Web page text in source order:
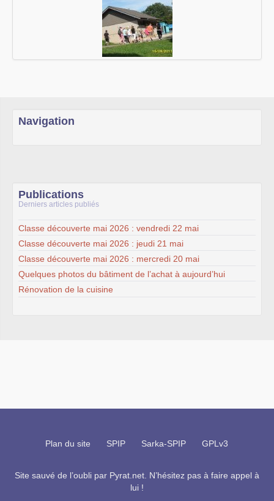
Navigation
Publications
Derniers articles publiés
Classe découverte mai 2026 : vendredi 22 mai
Classe découverte mai 2026 : jeudi 21 mai
Classe découverte mai 2026 : mercredi 20 mai
Quelques photos du bâtiment de l’achat à aujourd’hui
Rénovation de la cuisine
Plan du site SPIP Sarka-SPIP GPLv3
Site sauvé de l’oubli par Pyrat.net . N’hésitez pas à faire appel à
lui !